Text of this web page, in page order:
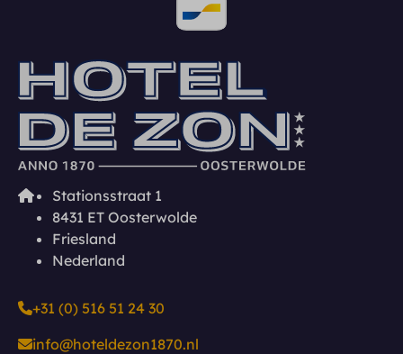
Stationsstraat 1
8431 ET Oosterwolde
Friesland
Nederland
+31 (0) 516 51 24 30
info@hoteldezon1870.nl